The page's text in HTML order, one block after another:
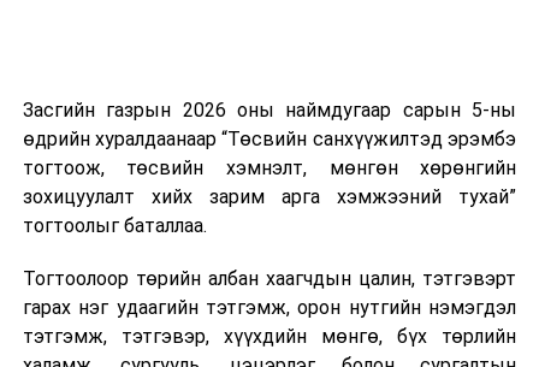
Шинэ хууль Францын зах зээлд үйлчилдэг гадаадын
дуудлагын төвүүдэд нөлөөлөхөөр байна. Тухайлбал,
Мароккогийн дуудлагын төвүүдийн орлогын 80 гаруй
хувь Францын зах зээлээс бүрддэг бөгөөд тус улсын
40–50 мянган ажлын байр эрсдэлд орж болзошгүйг
Засгийн газрын 2026 оны наймдугаар сарын 5-ны
өдрийн хуралдаанаар “Төсвийн санхүүжилтэд эрэмбэ
тогтоож, төсвийн хэмнэлт, мөнгөн хөрөнгийн
зохицуулалт хийх зарим арга хэмжээний тухай”
тогтоолыг баталлаа.
Тогтоолоор төрийн албан хаагчдын цалин, тэтгэвэрт
гарах нэг удаагийн тэтгэмж, орон нутгийн нэмэгдэл
тэтгэмж, тэтгэвэр, хүүхдийн мөнгө, бүх төрлийн